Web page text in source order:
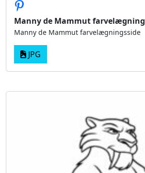
Manny de Mammut farvelægning
Manny de Mammut farvelægningsside
JPG